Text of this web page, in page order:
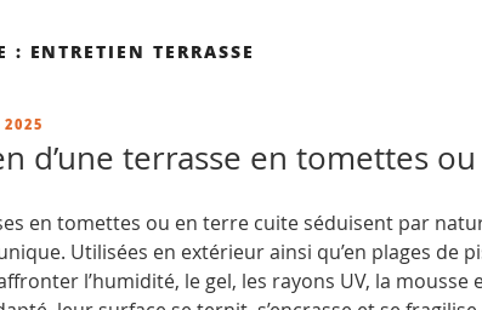
: ENTRETIEN TERRASSE
2025
d’une terrasse en tomettes
en tomettes ou en terre cuite séduisent par
Utilisées en extérieur ainsi qu’en plages de
l’humidité, le gel, les rayons UV, la mousse